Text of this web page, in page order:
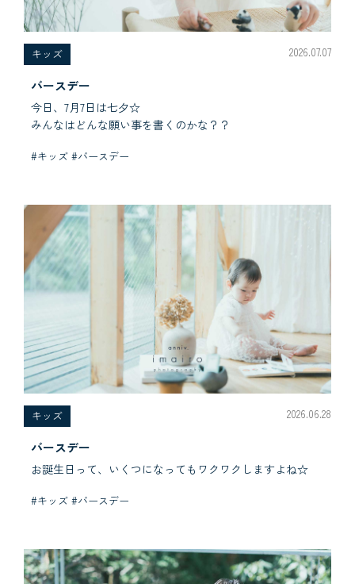
キッズ 2026.07.07
バースデー
今日、7月7日は七夕☆
みんなはどんな願い事を書くのかな？？
#キッズ #バースデー
キッズ 2026.06.28
バースデー
お誕生日って、いくつになってもワクワクしますよね☆
#キッズ #バースデー